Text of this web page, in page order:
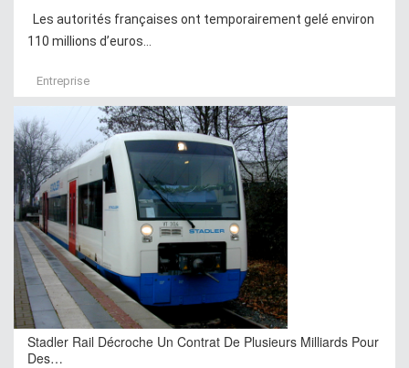
Les autorités françaises ont temporairement gelé environ
110 millions d’euros...
Entreprise
Stadler Rail Décroche Un Contrat De Plusieurs Milliards Pour
Des…